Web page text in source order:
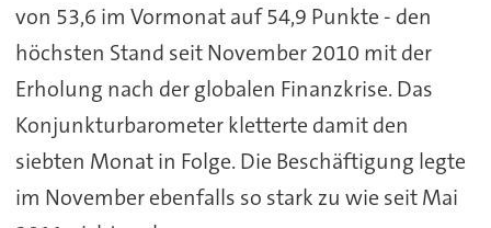
von 53,6 im Vormonat auf 54,9 Punkte - den
höchsten Stand seit November 2010 mit der
Erholung nach der globalen Finanzkrise. Das
Konjunkturbarometer kletterte damit den
siebten Monat in Folge. Die Beschäftigung legte
im November ebenfalls so stark zu wie seit Mai